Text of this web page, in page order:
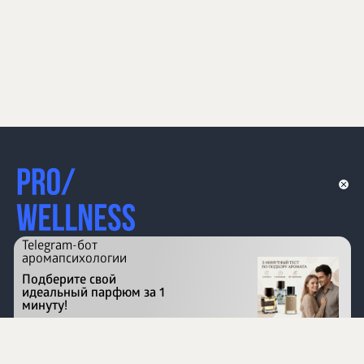
Перейти на сайт
Telegram-бот
аромапсихологии
Подберите свой
идеальный парфюм за 1
минуту!